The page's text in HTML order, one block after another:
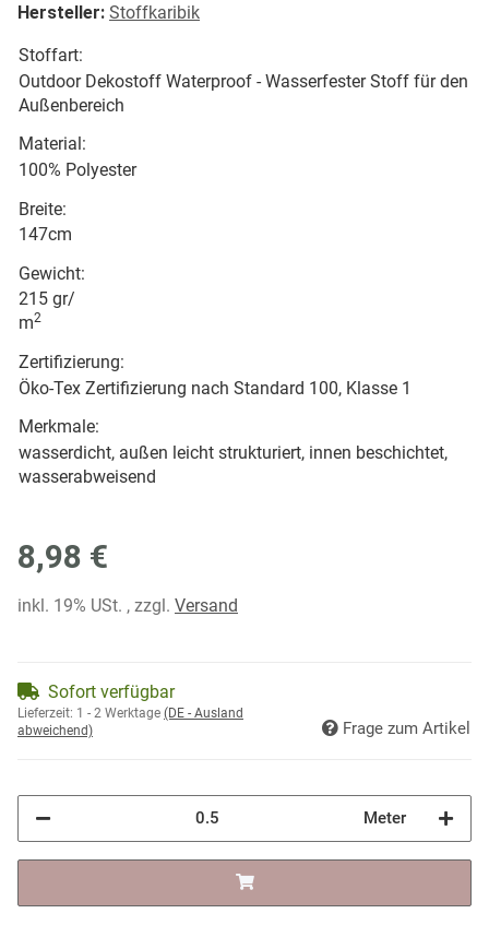
Hersteller: Stoffkaribik
Stoffart:
Outdoor Dekostoff Waterproof - Wasserfester Stoff für den
Außenbereich
Material:
100% Polyester
Breite:
147cm
Gewicht:
215 gr/
m2
Zertifizierung:
Öko-Tex Zertifizierung nach Standard 100, Klasse 1
Merkmale:
wasserdicht, außen leicht strukturiert, innen beschichtet,
wasserabweisend
8,98 €
inkl. 19% USt. , zzgl. Versand
Sofort verfügbar
Lieferzeit: 1 - 2 Werktage (DE - Ausland
abweichend)
Frage zum Artikel
Meter